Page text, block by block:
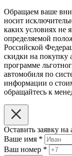
Обращаем ваше
носит
каких условиях не
определяемой
Российской
скидки на покупку
программе
автомобиля по
информации о
обращайтесь к
Оставить заявку на
Ваше имя *
Ваш номер *